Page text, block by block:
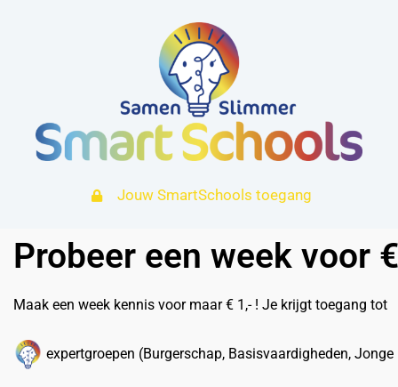
Jouw SmartSchools toegang
Probeer een week voor
Maak een week kennis voor maar € 1,- ! Je krijgt toegang tot
expertgroepen (Burgerschap, Basisvaardigheden,